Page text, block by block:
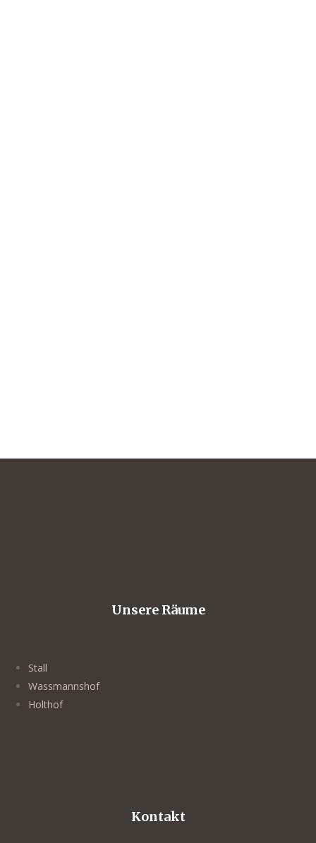
Unsere Räume
Stall
Wassmannshof
Holthof
Kontakt